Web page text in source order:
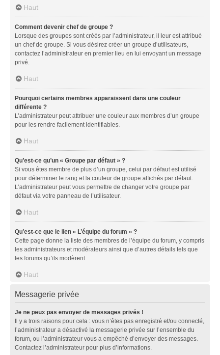
Haut
Comment devenir chef de groupe ?
Lorsque des groupes sont créés par l’administrateur, il leur est attribué
un chef de groupe. Si vous désirez créer un groupe d’utilisateurs,
contactez l’administrateur en premier lieu en lui envoyant un message
privé.
Haut
Pourquoi certains membres apparaissent dans une couleur
différente ?
L’administrateur peut attribuer une couleur aux membres d’un groupe
pour les rendre facilement identifiables.
Haut
Qu’est-ce qu’un « Groupe par défaut » ?
Si vous êtes membre de plus d’un groupe, celui par défaut est utilisé
pour déterminer le rang et la couleur de groupe affichés par défaut.
L’administrateur peut vous permettre de changer votre groupe par
défaut via votre panneau de l’utilisateur.
Haut
Qu’est-ce que le lien « L’équipe du forum » ?
Cette page donne la liste des membres de l’équipe du forum, y compris
les administrateurs et modérateurs ainsi que d’autres détails tels que
les forums qu’ils modèrent.
Haut
Messagerie privée
Je ne peux pas envoyer de messages privés !
Il y a trois raisons pour cela : vous n’êtes pas enregistré et/ou connecté,
l’administrateur a désactivé la messagerie privée sur l’ensemble du
forum, ou l’administrateur vous a empêché d’envoyer des messages.
Contactez l’administrateur pour plus d’informations.